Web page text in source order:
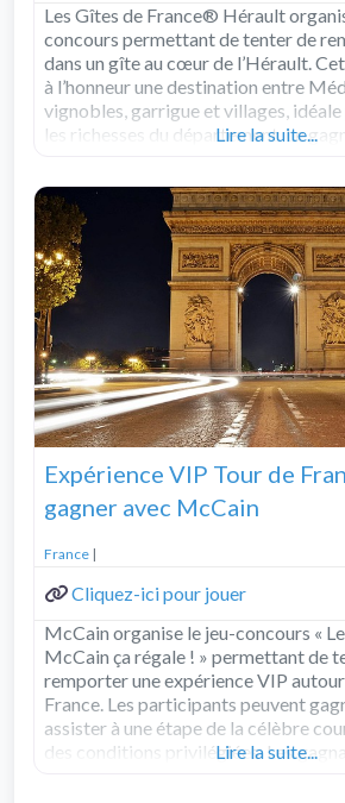
Les Gîtes de France® Hérault
concours permettant de tenter de
dans un gîte au cœur de l’Hérault.
à l’honneur une destination entre
vignobles, garrigue et villages,
les richesses du département. Le
Lire la suite...
Expérience VIP Tour de
gagner avec McCain
France |
Cliquez-ici pour jouer
McCain organise le jeu-concours «
McCain ça régale ! » permettant de
remporter une expérience VIP
France. Les participants peuvent
assister à une étape de la célèbre
des conditions privilégiées. Les
Lire la suite...